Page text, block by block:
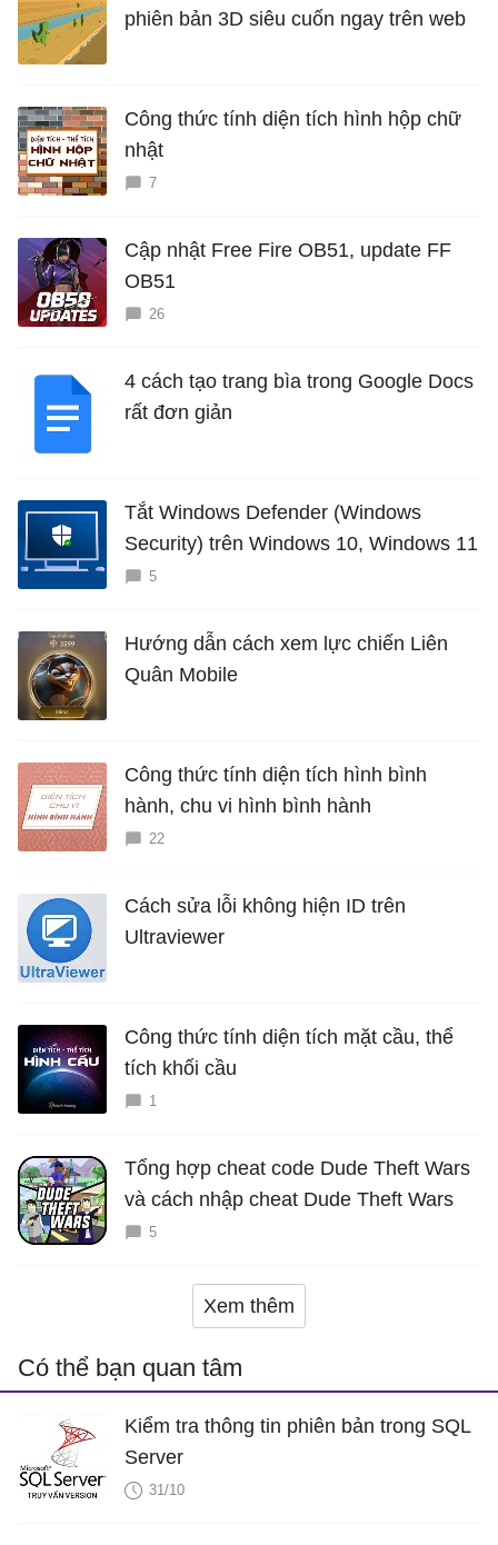
phiên bản 3D siêu cuốn ngay trên web
Công thức tính diện tích hình hộp chữ
nhật
7
Cập nhật Free Fire OB51, update FF
OB51
26
4 cách tạo trang bìa trong Google Docs
rất đơn giản
Tắt Windows Defender (Windows
Security) trên Windows 10, Windows 11
5
Hướng dẫn cách xem lực chiến Liên
Quân Mobile
Công thức tính diện tích hình bình
hành, chu vi hình bình hành
22
Cách sửa lỗi không hiện ID trên
Ultraviewer
Công thức tính diện tích mặt cầu, thể
tích khối cầu
1
Tổng hợp cheat code Dude Theft Wars
và cách nhập cheat Dude Theft Wars
5
Xem thêm
Có thể bạn quan tâm
Kiểm tra thông tin phiên bản trong SQL
Server
31/10